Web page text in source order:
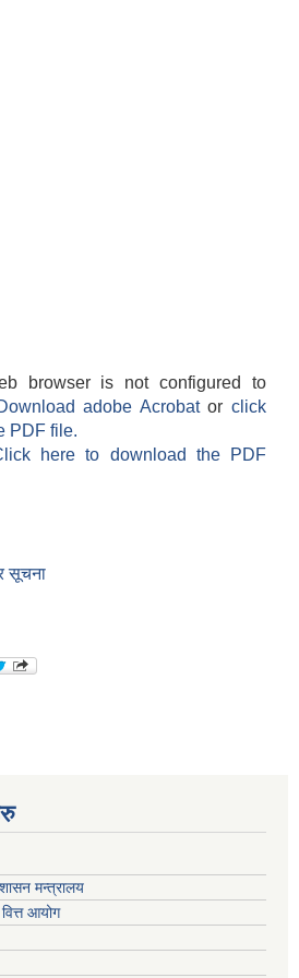
browser is not configured to
adobe Acrobatorclick
PDF file.
here to download the PDF
सूचना
मन्त्रालय
आयोग